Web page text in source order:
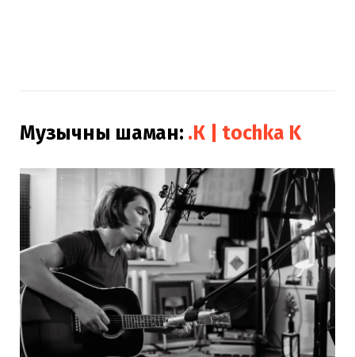
Музычны шаман: .К | tochka K